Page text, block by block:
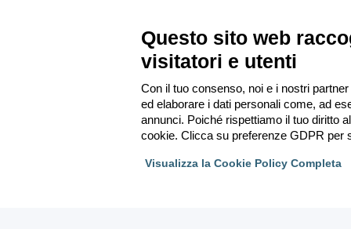
marcoaroma dom feb 15, 2026 18:34 » in FORUM
Vai alla ricerca avanzata
Questo sito web
visitatori e utenti
Con il tuo consenso, noi e i nostri
ed elaborare i dati personali come, ad
annunci. Poiché rispettiamo il tuo diritto
cookie. Clicca su preferenze GDPR per
Visualizza la Cookie Policy Completa